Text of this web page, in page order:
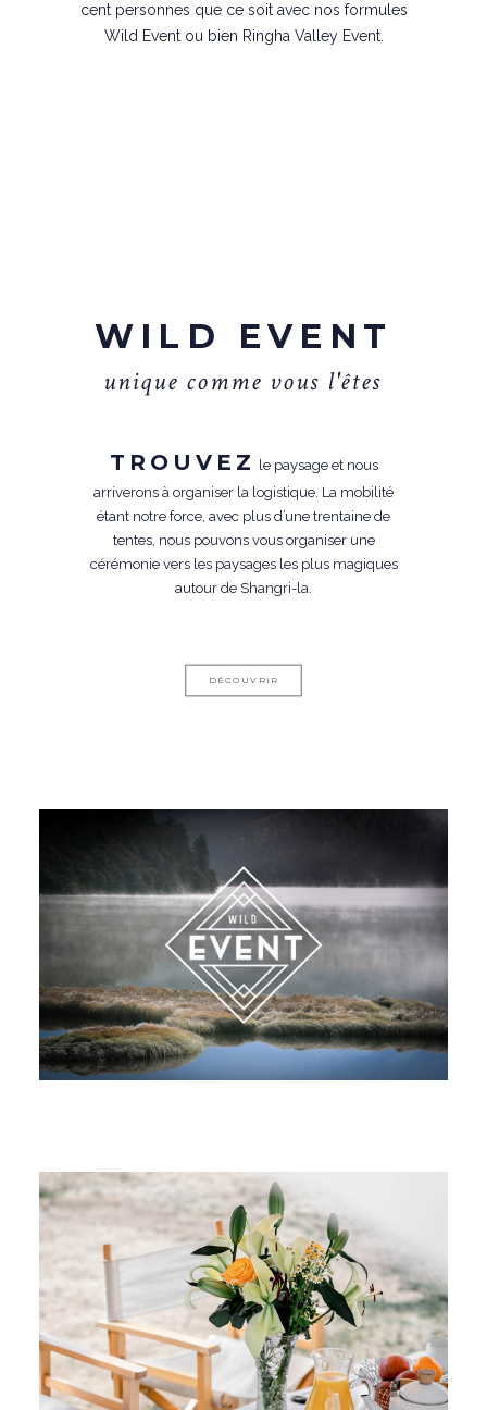
cent personnes que ce soit avec nos formules
Wild Event ou bien Ringha Valley Event.
WILD EVENT
unique comme vous l'êtes
TROUVEZ le paysage et nous
arriverons à organiser la logistique. La mobilité
étant notre force, avec plus d’une trentaine de
tentes, nous pouvons vous organiser une
cérémonie vers les paysages les plus magiques
autour de Shangri-la.
DÉCOUVRIR